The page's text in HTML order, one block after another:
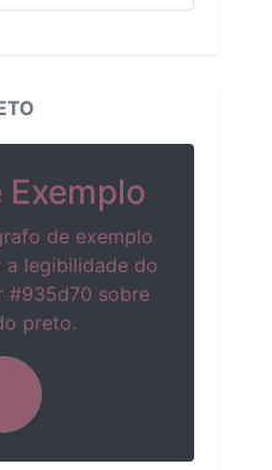
de exemplo
a legibilidade do
#935d70 sobre
preto.